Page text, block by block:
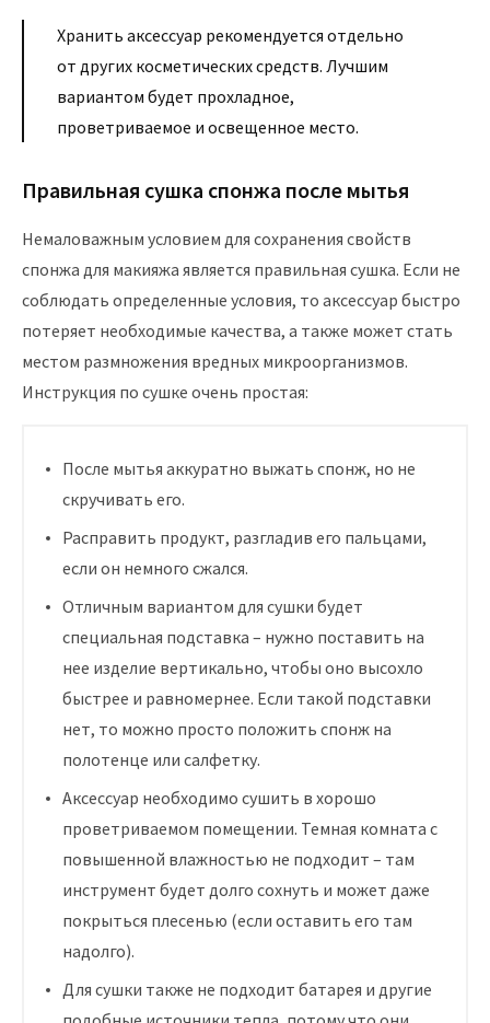
Хранить аксессуар рекомендуется отдельно
от других косметических средств. Лучшим
вариантом будет прохладное,
проветриваемое и освещенное место.
Правильная сушка спонжа после мытья
Немаловажным условием для сохранения свойств
спонжа для макияжа является правильная сушка. Если не
соблюдать определенные условия, то аксессуар быстро
потеряет необходимые качества, а также может стать
местом размножения вредных микроорганизмов.
Инструкция по сушке очень простая:
После мытья аккуратно выжать спонж, но не
скручивать его.
Расправить продукт, разгладив его пальцами,
если он немного сжался.
Отличным вариантом для сушки будет
специальная подставка – нужно поставить на
нее изделие вертикально, чтобы оно высохло
быстрее и равномернее. Если такой подставки
нет, то можно просто положить спонж на
полотенце или салфетку.
Аксессуар необходимо сушить в хорошо
проветриваемом помещении. Темная комната с
повышенной влажностью не подходит – там
инструмент будет долго сохнуть и может даже
покрыться плесенью (если оставить его там
надолго).
Для сушки также не подходит батарея и другие